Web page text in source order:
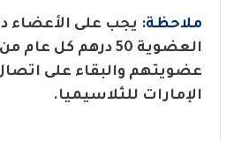
ملاحظة: يجب على الأعضاء
العضوية 50 درهم كل
عضويتهم والبقاء على
الإمارات للثلاسيميا.